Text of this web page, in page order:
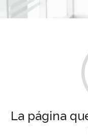
La página